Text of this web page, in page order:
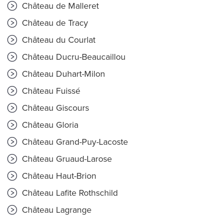
Château de Malleret
Château de Tracy
Château du Courlat
Château Ducru-Beaucaillou
Château Duhart-Milon
Château Fuissé
Château Giscours
Château Gloria
Château Grand-Puy-Lacoste
Château Gruaud-Larose
Château Haut-Brion
Château Lafite Rothschild
Château Lagrange